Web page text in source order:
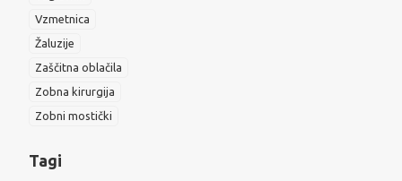
Vzmetnica
Žaluzije
Zaščitna oblačila
Zobna kirurgija
Zobni mostički
Tagi